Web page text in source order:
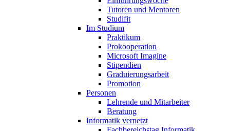
Tutoren und Mentoren
Studifit
Im Studium
Praktikum
Prokooperation
Microsoft Imagine
Stipendien
Graduierungsarbeit
Promotion
Personen
Lehrende und Mitarbeiter
Beratung
Informatik vernetzt